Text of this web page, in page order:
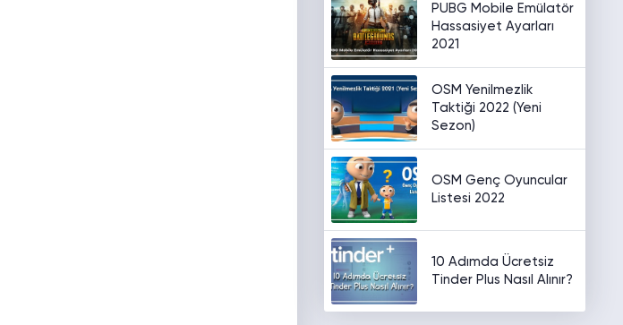
PUBG Mobile Emülatör
Hassasiyet Ayarları
2021
OSM Yenilmezlik
Taktiği 2022 (Yeni
Sezon)
OSM Genç Oyuncular
Listesi 2022
10 Adımda Ücretsiz
Tinder Plus Nasıl Alınır?